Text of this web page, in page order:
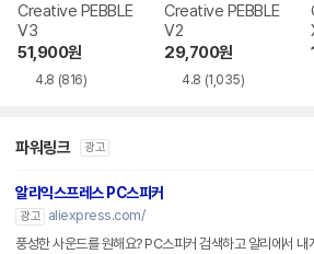
Creative PEBBLE
V3
51,900원
4.8 (816)
Creative PEBBLE
V2
29,700원
4.8 (1,035)
파워링크 광고
알리익스프레스 PC스피커
광고
aliexpress.com/
풍성한 사운드를 원해요? PC스피커 검색하고 알리에서 내